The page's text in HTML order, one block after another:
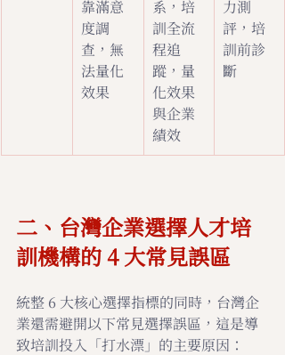
靠滿意
度調
查，無
法量化
效果
系，培
訓全流
程追
蹤，量
化效果
與企業
績效
力測
評，培
訓前診
斷
二、台灣企業選擇人才培
訓機構的 4 大常見誤區
統整 6 大核心選擇指標的同時，台灣企
業還需避開以下常見選擇誤區，這是導
致培訓投入「打水漂」的主要原因：